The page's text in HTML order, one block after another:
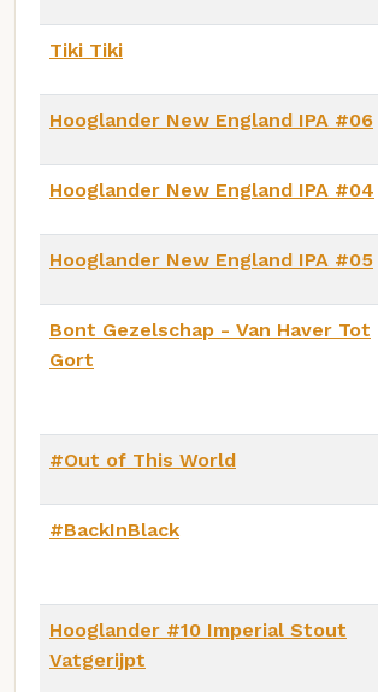
Tiki Tiki
Hooglander New England IPA #06
Hooglander New England IPA #04
Hooglander New England IPA #05
Bont Gezelschap - Van Haver Tot
Gort
#Out of This World
#BackInBlack
Hooglander #10 Imperial Stout
Vatgerijpt